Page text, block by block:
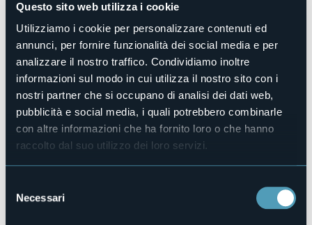
Questo sito web utilizza i cookie
Utilizziamo i cookie per personalizzare contenuti ed
annunci, per fornire funzionalità dei social media e per
analizzare il nostro traffico. Condividiamo inoltre
informazioni sul modo in cui utilizza il nostro sito con i
nostri partner che si occupano di analisi dei dati web,
pubblicità e social media, i quali potrebbero combinarle
con altre informazioni che ha fornito loro o che hanno
raccolto dal suo utilizzo dei loro servizi.
delNecessari
E-mail
info@parcovalgrande.it
Telefono
+39 0324 87540
Sito web
Live
Parzialmente nuvoloso
()